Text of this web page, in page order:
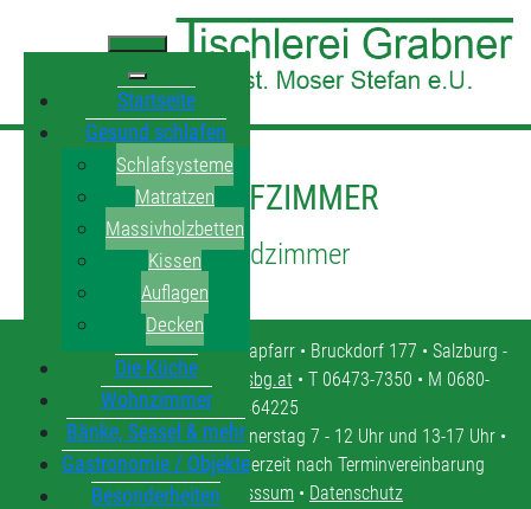
Startseite
Gesund schlafen
Schlafsysteme
Matratzen
Massivholzbetten
Kissen
Auflagen
Decken
Die Küche
Wohnzimmer
Bänke, Sessel & mehr
Gastronomie / Objekte
Besonderheiten
SCHLAFZIMMER
Jugendzimmer
Tischlerei Grabner • 5571 Mariapfarr • Bruckdorf 177 • Salzburg -
Lungau • tischlerei.moser@sbg.at • T 06473-7350 • M 0680-
4464225
Öffnungszeiten: Montag - Donnerstag 7 - 12 Uhr und 13-17 Uhr •
Freitag 7 - 12 Uhr • oder jederzeit nach Terminvereinbarung
Kontakt•Impresssum • Datenschutz